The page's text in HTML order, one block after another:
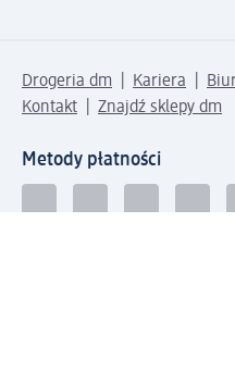
Drogeria dm Kariera
Kontakt
Znajdź sklepy dm
Metody płatności